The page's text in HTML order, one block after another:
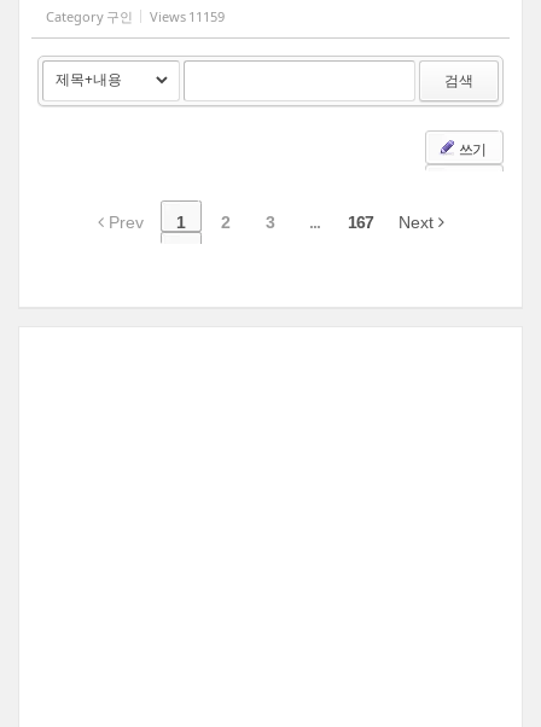
Category 구인 Views 11159
검색
쓰기
Prev 1 2 3 ... 167 Next